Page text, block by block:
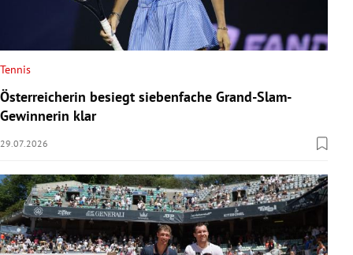
Tennis
Österreicherin besiegt siebenfache Grand-Slam-
Gewinnerin klar
29.07.2026